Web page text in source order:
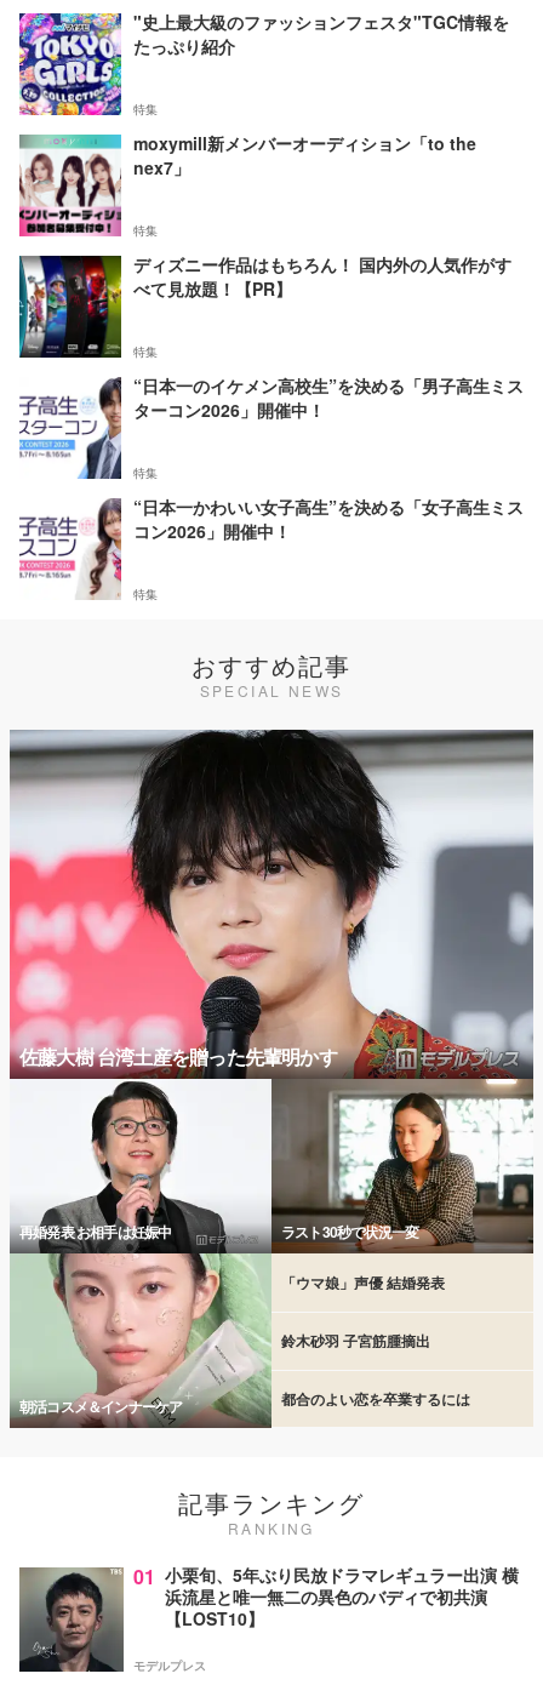
"史上最大級のファッションフェスタ"TGC情報を
たっぷり紹介
特集
moxymill新メンバーオーディション「to the
nex7」
特集
ディズニー作品はもちろん！ 国内外の人気作がす
べて見放題！【PR】
特集
“日本一のイケメン高校生”を決める「男子高生ミス
ターコン2026」開催中！
特集
“日本一かわいい女子高生”を決める「女子高生ミス
コン2026」開催中！
特集
おすすめ記事
SPECIAL NEWS
佐藤大樹 台湾土産を贈った先輩明かす
再婚発表 お相手は妊娠中 ラスト30秒で状況一変
朝活コスメ＆インナーケア
「ウマ娘」声優 結婚発表
鈴木砂羽 子宮筋腫摘出
都合のよい恋を卒業するには
記事ランキング
RANKING
01 小栗旬、5年ぶり民放ドラマレギュラー出演 横
浜流星と唯一無二の異色のバディで初共演
【LOST10】
モデルプレス